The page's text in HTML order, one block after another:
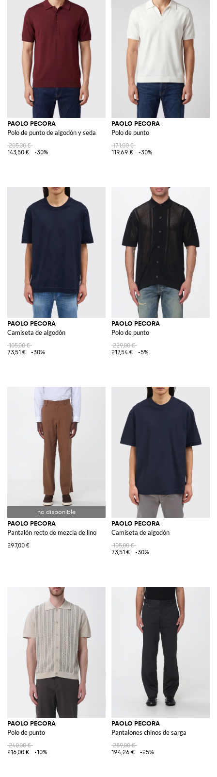
PAOLO PECORA
Polo de punto de algodón y seda
205,00 €
143,50 €
-30%
PAOLO PECORA
Polo de punto
171,00 €
119,69 €
-30%
PAOLO PECORA
Camiseta de algodón
105,00 €
73,51 €
-30%
PAOLO PECORA
Polo de punto
229,00 €
217,54 €
-5%
PAOLO PECORA
Pantalón recto de mezcla de lino
297,00 €
PAOLO PECORA
Camiseta de algodón
105,00 €
73,51 €
-30%
PAOLO PECORA
Polo de punto
240,00 €
216,00 €
-10%
PAOLO PECORA
Pantalones chinos de sarga
259,00 €
194,26 €
-25%